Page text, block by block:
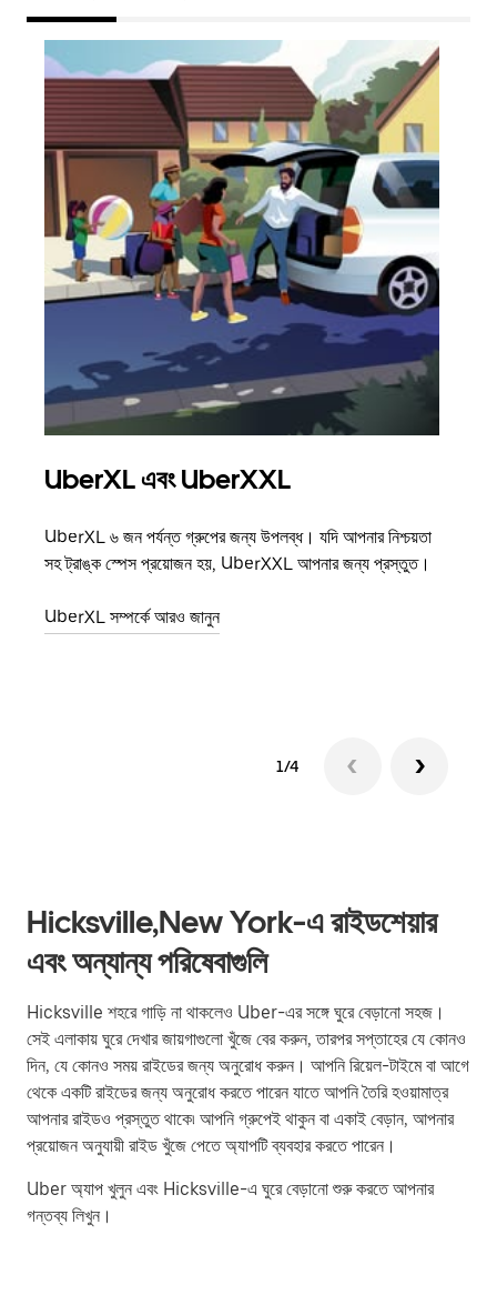
UberXL এবং UberXXL
UberXL ৬ জন পর্যন্ত গ্রুপের জন্য উপলব্ধ। যদি আপনার নিশ্চয়তা
সহ ট্রাঙ্ক স্পেস প্রয়োজন হয়, UberXXL আপনার জন্য প্রস্তুত।
UberXL সম্পর্কে আরও জানুন
1/4
Hicksville,New York-এ রাইডশেয়ার
এবং অন্যান্য পরিষেবাগুলি
Hicksville শহরে গাড়ি না থাকলেও Uber-এর সঙ্গে ঘুরে বেড়ানো সহজ।
সেই এলাকায় ঘুরে দেখার জায়গাগুলো খুঁজে বের করুন, তারপর সপ্তাহের যে কোনও
দিন, যে কোনও সময় রাইডের জন্য অনুরোধ করুন। আপনি রিয়েল-টাইমে বা আগে
থেকে একটি রাইডের জন্য অনুরোধ করতে পারেন যাতে আপনি তৈরি হওয়ামাত্র
আপনার রাইডও প্রস্তুত থাকে৷ আপনি গ্রুপেই থাকুন বা একাই বেড়ান, আপনার
প্রয়োজন অনুযায়ী রাইড খুঁজে পেতে অ্যাপটি ব্যবহার করতে পারেন।
Uber অ্যাপ খুলুন এবং Hicksville-এ ঘুরে বেড়ানো শুরু করতে আপনার
গন্তব্য লিখুন।